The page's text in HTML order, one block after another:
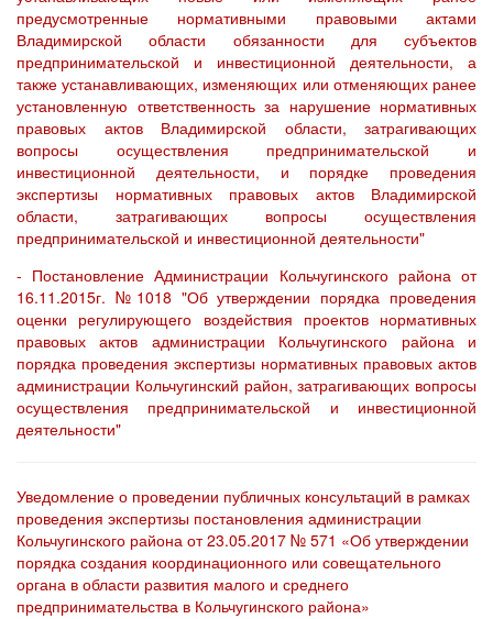
предусмотренные нормативными правовыми актами
Владимирской области обязанности для субъектов
предпринимательской и инвестиционной деятельности, а
также устанавливающих, изменяющих или отменяющих ранее
установленную ответственность за нарушение нормативных
правовых актов Владимирской области, затрагивающих
вопросы осуществления предпринимательской и
инвестиционной деятельности, и порядке проведения
экспертизы нормативных правовых актов Владимирской
области, затрагивающих вопросы осуществления
предпринимательской и инвестиционной деятельности"
- Постановление Администрации Кольчугинского района от
16.11.2015г. №1018 "Об утверждении порядка проведения
оценки регулирующего воздействия проектов нормативных
правовых актов администрации Кольчугинского района и
порядка проведения экспертизы нормативных правовых актов
администрации Кольчугинский район, затрагивающих вопросы
осуществления предпринимательской и инвестиционной
деятельности"
Уведомление о проведении публичных консультаций в рамках
проведения экспертизы постановления администрации
Кольчугинского района от 23.05.2017 № 571 «Об утверждении
порядка создания координационного или совещательного
органа в области развития малого и среднего
предпринимательства в Кольчугинского района»